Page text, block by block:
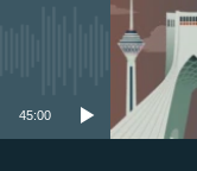
45:00